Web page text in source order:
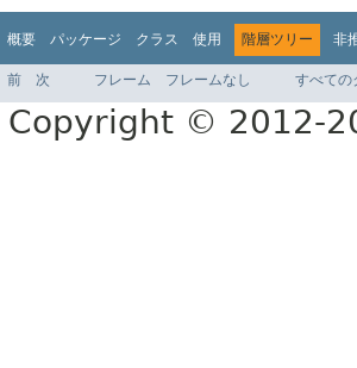
概要 パッケージ クラス 使用 階層ツリー 非
前 次 フレーム フレームなし すべての
Copyright © 2012-